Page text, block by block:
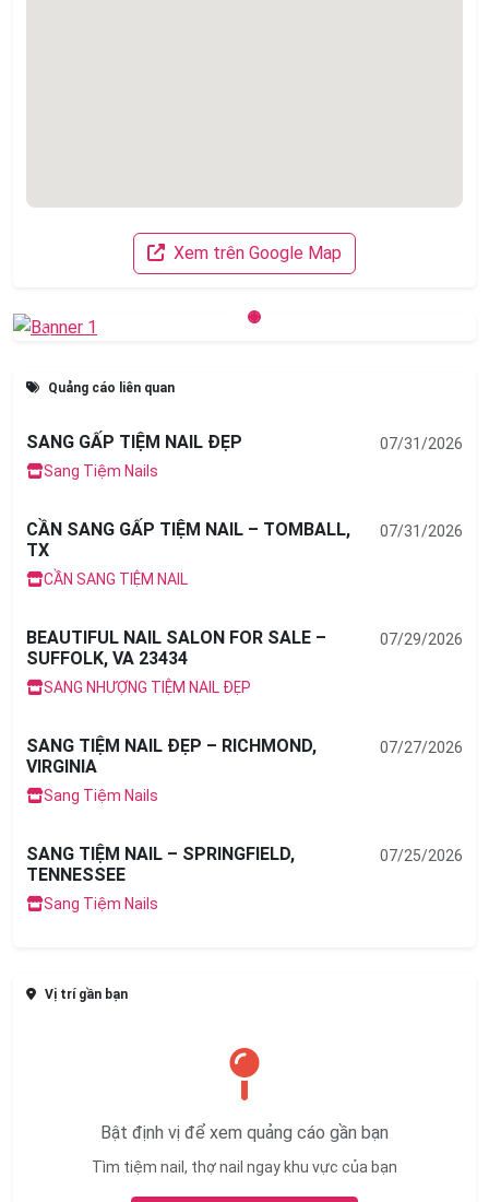
Xem trên Google Map
Previous
Quảng cáo liên quan
SANG GẤP TIỆM NAIL ĐẸP
Sang Tiệm Nails
07/31/2026
CẦN SANG GẤP TIỆM NAIL – TOMBALL,
TX
CẦN SANG TIỆM NAIL
07/31/2026
BEAUTIFUL NAIL SALON FOR SALE –
SUFFOLK, VA 23434
SANG NHƯỢNG TIỆM NAIL ĐẸP
07/29/2026
SANG TIỆM NAIL ĐẸP – RICHMOND,
VIRGINIA
Sang Tiệm Nails
07/27/2026
SANG TIỆM NAIL – SPRINGFIELD,
TENNESSEE
Sang Tiệm Nails
07/25/2026
Vị trí gần bạn
Bật định vị để xem quảng cáo gần bạn
Tìm tiệm nail, thợ nail ngay khu vực của bạn